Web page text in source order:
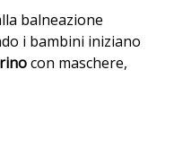
balneazione
i bambini iniziano
con maschere,